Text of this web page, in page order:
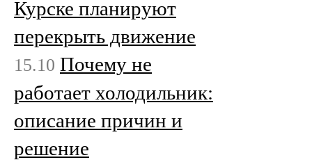
Курске планируют
перекрыть движение
15.10 Почему не
работает холодильник:
описание причин и
решение